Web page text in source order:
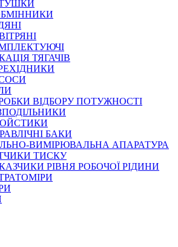
ТЯГАЧІВ
ВІДБОРУ ПОТУЖНОСТІ
БАКИ
ВИМІРЮВАЛЬНА АПАРАТУРА
ТИСКУ
РІВНЯ РОБОЧОЇ РІДИНИ